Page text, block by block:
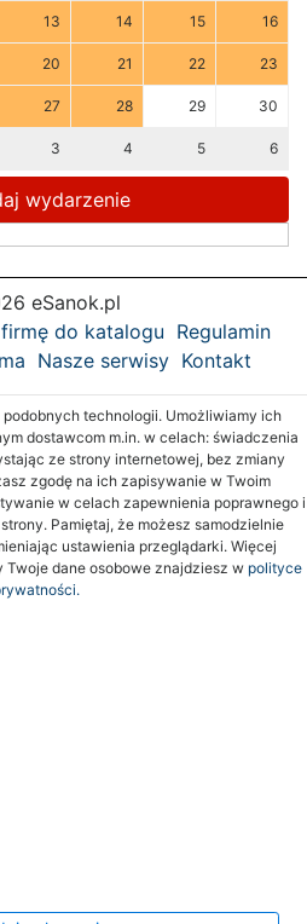
13 14 15 16
20 21 22 23
27 28 29 30
3 4 5 6
wydarzenie
eSanok.pl
do katalogu Regulamin
Nasze serwisy Kontakt
technologii. Umożliwiamy ich
dostawcom m.in. w celach: świadczenia
ze strony internetowej, bez zmiany
zgodę na ich zapisywanie w Twoim
w celach zapewnienia poprawnego i
Pamiętaj, że możesz samodzielnie
ustawienia przeglądarki. Więcej
dane osobowe znajdziesz w polityce